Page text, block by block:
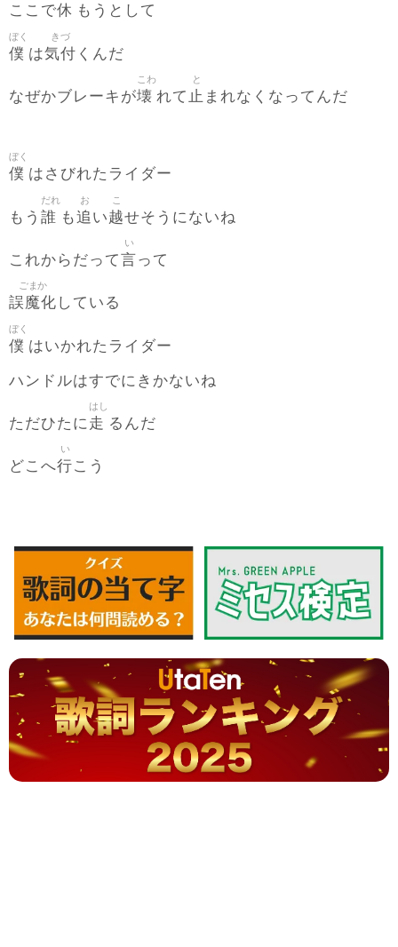
ここで休 もうとして
僕
ぼく
は気付
きづ
くんだ
なぜかブレーキが壊
こわ
れて止
と
まれなくなってんだ
僕
ぼく
はさびれたライダー
もう 誰
だれ
も追
お
い越
こ
せそうにないね
これからだって言
い
って
誤魔化
ごまか
している
僕
ぼく
はいかれたライダー
ハンドルはすでにきかないね
ただひたに走
はし
るんだ
どこへ行
い
こう